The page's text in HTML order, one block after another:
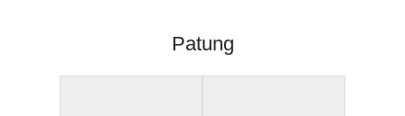
Patung